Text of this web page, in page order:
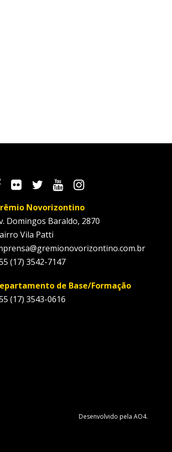
Novorizontino
Domingos Baraldo, 2870
Vila Patti
(17) 3542-7147
de Base/Formação
(17) 3543-0616
Desenvolvido pela AO4.